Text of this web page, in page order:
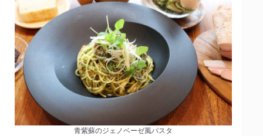
青紫蘇のジェノベーゼ風パスタ